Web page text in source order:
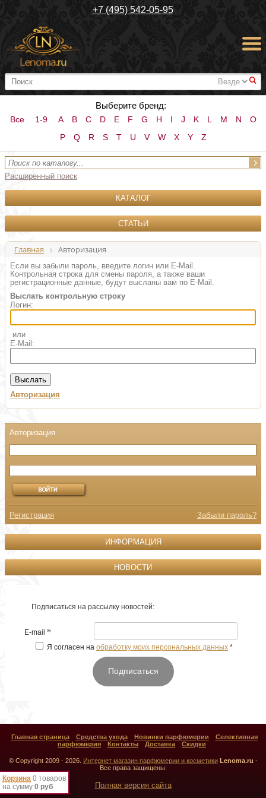
+7 (495) 542-05-95
#
Выберите бренд:
Все 1-9 A B C D E F G H I J K L M N
O
P
Q R S T U V W X Y Z
Расширенный поиск
КАТАЛОГ
СТАТЬИ
Главная Авторизация
Если вы забыли пароль, введите логин или E-Mail.
Контрольная строка для смены пароля, а также ваши
регистрационные данные, будут высланы вам по E-Mail.
Выслать контрольную строку
Логин:
или
E-Mail:
Авторизация
Корзина 0 товаров
на сумму 0 руб
Регистрация Забыли пароль?
ИНФОРМАЦИЯ
НОВОСТИ
Подписаться на рассылку новостей:
E-mail *
Я согласен на обработку моих персональных данных *
Подписаться
Главная страница Средства ухода Новинки парфюмерии
Селективная
парфюмерия
Контакты Доставка Скидки
© Copyright 2009 - 2026. Интернет магазин парфюмерии и косметики Lenoma.ru -
Все права защищены.
Полная версия сайта